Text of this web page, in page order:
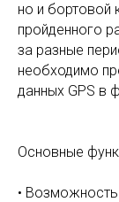
но и бортовой
пройденного
за разные
необходимо
данных GPS в
Основные
• Возможность